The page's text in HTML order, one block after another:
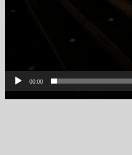
00:00